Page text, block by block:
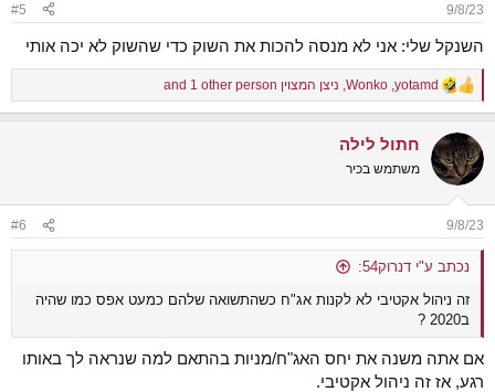
s
9/8/23
#5
השנקל שלי: אני לא מנסה להכות את השוק כדי שהשוק לא יכה אותי
R
e
c
t
i
s
:
yotamd
Wonko ניצן המצוין
חתול לילה
משתמש בכיר
9/8/23
#6
נכתב ע"י דנרוק54:
זה ניהול אקטיבי לא לקנות אג"ח כשהתשואה שלהם כמעט אפס כמו שהיה
ב2020 ?
אם אתה משנה את יחס האג"ח/מניות בהתאם למה שנראה לך באותו
רגע, אז זה ניהול אקטיבי.